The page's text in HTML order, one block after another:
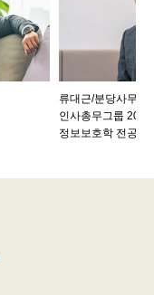
류대근/분당사무소
인사총무그룹 2021
정보보호학 전공